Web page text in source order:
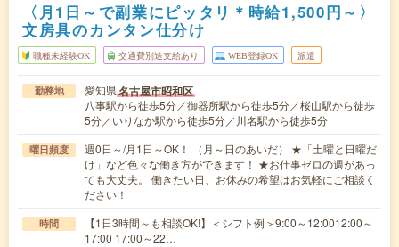
〈月1日～で副業にピッタリ＊時給1,500円～〉
文房具のカンタン仕分け
職種未経験OK 交通費別途支給あり WEB登録OK 派遣
勤務地 愛知県名古屋市昭和区
八事駅から徒歩5分／御器所駅から徒歩5分／桜山駅から徒歩
5分／いりなか駅から徒歩5分／川名駅から徒歩5分
曜日頻度
週0日～/月1日～OK！ （月～日のあいだ） ★「土曜と日曜だ
け」など色々な働き方ができます！ ★お仕事ゼロの週があっ
ても大丈夫。 働きたい日、お休みの希望はお気軽にご相談く
ださい！
時間
【1日3時間～も相談OK!】＜シフト例＞9:00～12:0012:00～
17:00 17:00～22…